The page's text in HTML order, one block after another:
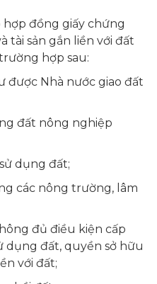
đồng giấy chứng
tài sản gắn liền với đất
hợp sau:
được Nhà nước giao đất
đất nông nghiệp
dụng đất;
các nông trường, lâm
đủ điều kiện cấp
dụng đất, quyền sở hữu
với đất;